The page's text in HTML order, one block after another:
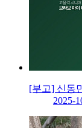
[부고] 신동
2025-